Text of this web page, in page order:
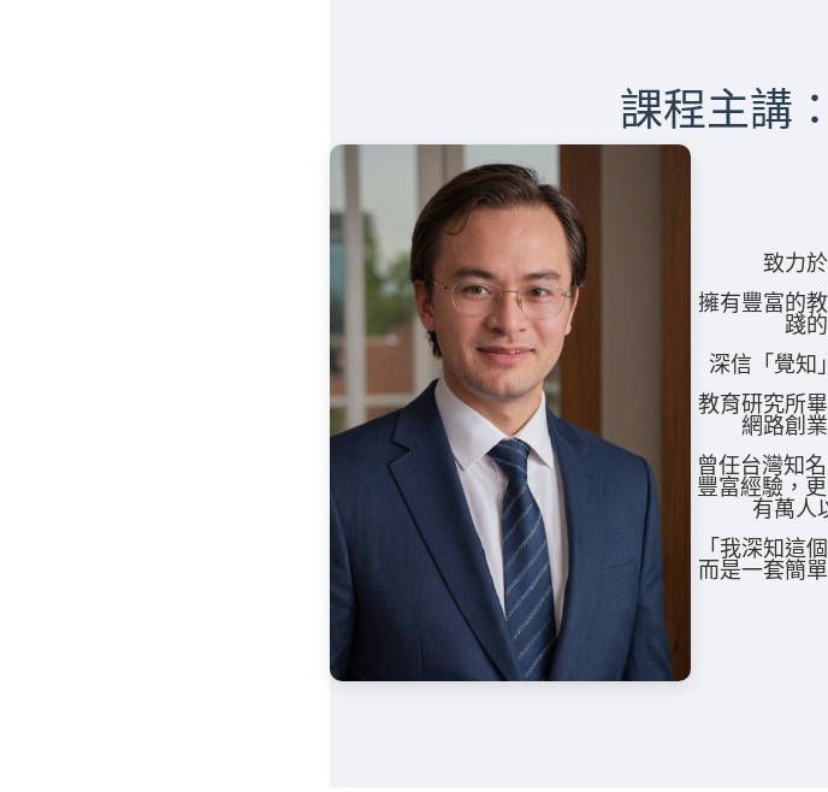
課程主講
致力
擁有豐富的
踐
深信「覺知
教育研究所
網路創
曾任台灣知
豐富經驗，
有萬人
「我深知這
而是一套簡